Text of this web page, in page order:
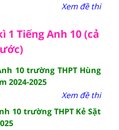
Xem đề thi
1 Tiếng Anh 10 (cả
10 trường THPT Hùng
2024-2025
Xem đề thi
10 trường THPT Kẻ Sặt